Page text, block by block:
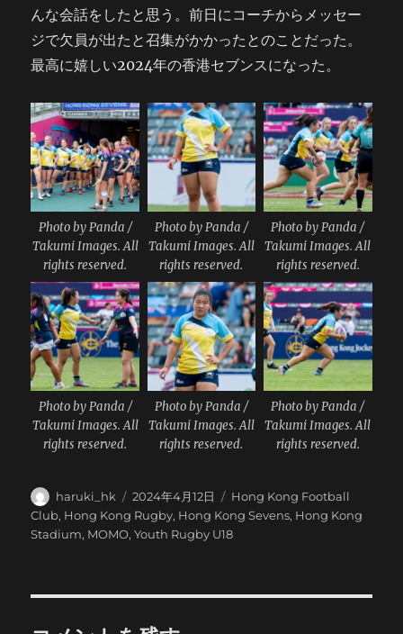
んな会話をしたと思う。前日にコーチからメッセー
ジで欠員が出たと召集がかかったとのことだった。
最高に嬉しい2024年の香港セブンスになった。
Photo by Panda /
Takumi Images. All
rights reserved.
Photo by Panda /
Takumi Images. All
rights reserved.
Photo by Panda /
Takumi Images. All
rights reserved.
Photo by Panda /
Takumi Images. All
rights reserved.
Photo by Panda /
Takumi Images. All
rights reserved.
Photo by Panda /
Takumi Images. All
rights reserved.
投
稿
者
haruki_hk
投
稿
日:
2024年4月12日
カ
テ
ゴ
Hong Kong Football
Club, Hong Kong Rugby, Hong Kong Sevens, Hong Kong
Stadium, MOMO,Youth Rugby U18